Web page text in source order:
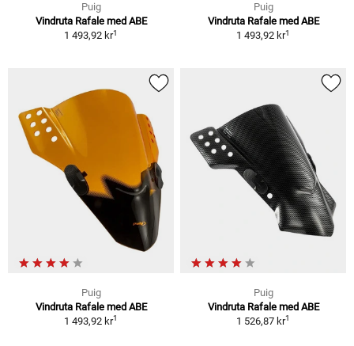
Puig
Vindruta Rafale med ABE
1 493,92 kr1
Puig
Vindruta Rafale med ABE
1 493,92 kr1
Puig
Vindruta Rafale med ABE
1 493,92 kr1
Puig
Vindruta Rafale med ABE
1 526,87 kr1